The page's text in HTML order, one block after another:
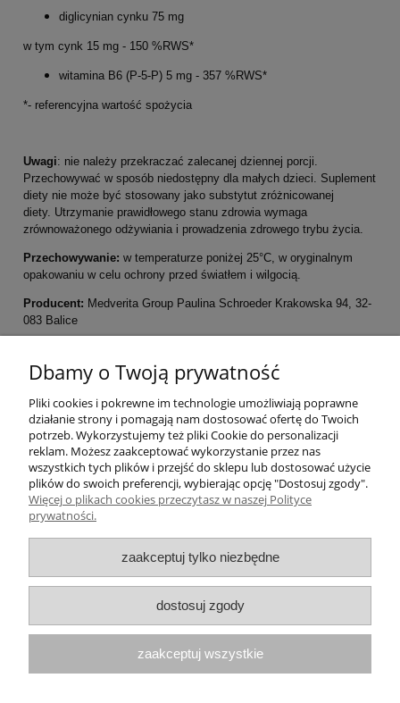
diglicynian cynku 75 mg
w tym cynk 15 mg - 150 %RWS*
witamina B6 (P-5-P) 5 mg - 357 %RWS*
*- referencyjna wartość spożycia
Uwagi: nie należy przekraczać zalecanej dziennej porcji.
Przechowywać w sposób niedostępny dla małych dzieci. Suplement
diety nie może być stosowany jako substytut zróżnicowanej
diety. Utrzymanie prawidłowego stanu zdrowia wymaga
zrównoważonego odżywiania i prowadzenia zdrowego trybu życia.
Przechowywanie: w temperaturze poniżej 25°C, w oryginalnym
opakowaniu w celu ochrony przed światłem i wilgocią.
Producent: Medverita Group Paulina Schroeder Krakowska 94, 32-
083 Balice
Moje konto
Płatności i dostawa
Informacje
O nas
Numer konta do przelewów: 21 1050 1445
1000 0091 4895 6635
Paulina Schroeder Medverita Group
ul. Krakowska 94
Dbamy o Twoją prywatność
Pliki cookies i pokrewne im technologie umożliwiają poprawne
działanie strony i pomagają nam dostosować ofertę do Twoich
potrzeb. Wykorzystujemy też pliki Cookie do personalizacji
reklam. Możesz zaakceptować wykorzystanie przez nas
wszystkich tych plików i przejść do sklepu lub dostosować użycie
plików do swoich preferencji, wybierając opcję "Dostosuj zgody".
Więcej o plikach cookies przeczytasz w naszej Polityce
prywatności.
zaakceptuj tylko niezbędne
dostosuj zgody
zaakceptuj wszystkie